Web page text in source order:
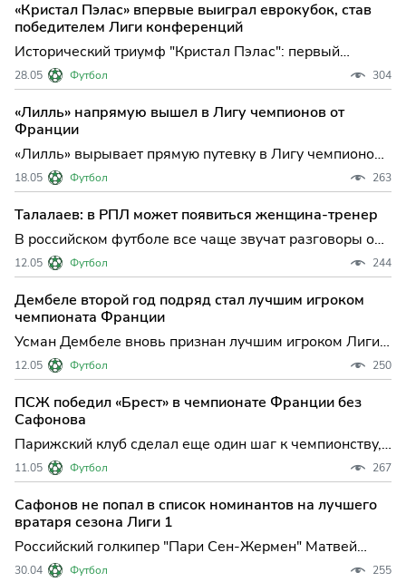
флорентийского клуба, который в последние годы
искал стабильности и н
«Кристал Пэлас» впервые выиграл еврокубок, став
победителем Лиги конференций
Исторический триумф "Кристал Пэлас": первый
международный трофей и новая страница в истории
клуба Английский "Кристал Пэлас" сотворил сенсацию
в Лейпциге, завоевав свой первый европейский
трофей — команда из Лондона в напряжённом
финале Лиги конфе
28.05 Футбол 304
«Лилль» напрямую вышел в Лигу чемпионов от
Франции
«Лилль» вырывает прямую путевку в Лигу чемпионов:
итоги драматичной развязки Лиги 1 Футбольная
Франция получила своих представителей в
следующем розыгрыше Лиги чемпионов: «Лилль» в
напряженной борьбе обеспечил себе третье место и
стал последней ко
18.05 Футбол 263
Талалаев: в РПЛ может появиться женщина-тренер
В российском футболе все чаще звучат разговоры о
переменах, которые еще недавно казались
невозможными. Главный тренер "Балтики" Андрей
Талалаев не исключил, что в обозримом будущем в
Российской премьер-лиге может появиться женщина-
специалист на трене
12.05 Футбол 244
Дембеле второй год подряд стал лучшим игроком
чемпионата Франции
Усман Дембеле вновь признан лучшим игроком Лиги
1: триумф ПСЖ на церемонии UNFP Французский
футбол продолжает жить под знаком доминирования
"Пари Сен-Жермен" — Усман Дембеле второй год
подряд удостоен звания лучшего футболиста Лиги 1
по версии Нац
12.05 Футбол 250
ПСЖ победил «Брест» в чемпионате Франции без
Сафонова
Парижский клуб сделал еще один шаг к чемпионству,
минимально обыграв "Брест" на своем поле в
заключительной части сезона Лиги 1. Победный гол
на счету молодого таланта Дезире Дуэ, а российский
вратарь Матвей Сафонов вновь остался вне
стартового соста
11.05 Футбол 267
Сафонов не попал в список номинантов на лучшего
вратаря сезона Лиги 1
Российский голкипер "Пари Сен-Жермен" Матвей
Сафонов, несмотря на уверенную игру в нынешнем
30.04 Футбол 255